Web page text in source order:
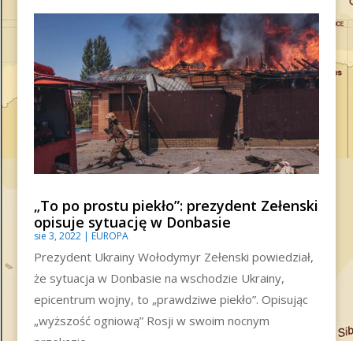
„To po prostu piekło”: prezydent Zełenski
opisuje sytuację w Donbasie
sie 3, 2022| EUROPA
Prezydent Ukrainy Wołodymyr Zełenski powiedział,
że sytuacja w Donbasie na wschodzie Ukrainy,
epicentrum wojny, to „prawdziwe piekło”. Opisując
„wyższość ogniową” Rosji w swoim nocnym